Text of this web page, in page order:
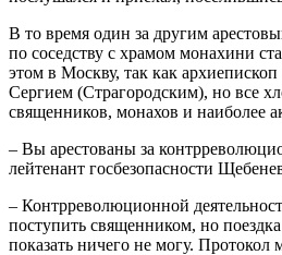
В то время один за другим
по соседству с храмом монахини
этом в Москву, так как
Сергием (Страгородским), но все
священников, монахов и наиболее
– Вы арестованы за
лейтенант госбезопасности
– Контрреволюционной
поступить священником, но
показать ничего не могу.